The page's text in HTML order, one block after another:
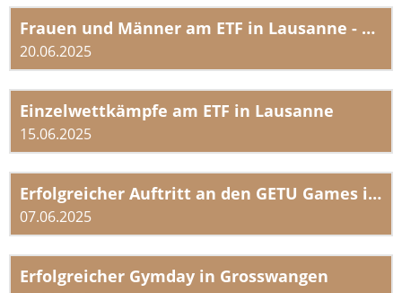
Frauen und Männer am ETF in Lausanne - Vereinswettkampf 3-teilig
20.06.2025
Einzelwettkämpfe am ETF in Lausanne
15.06.2025
Erfolgreicher Auftritt an den GETU Games in Malters
07.06.2025
Erfolgreicher Gymday in Grosswangen